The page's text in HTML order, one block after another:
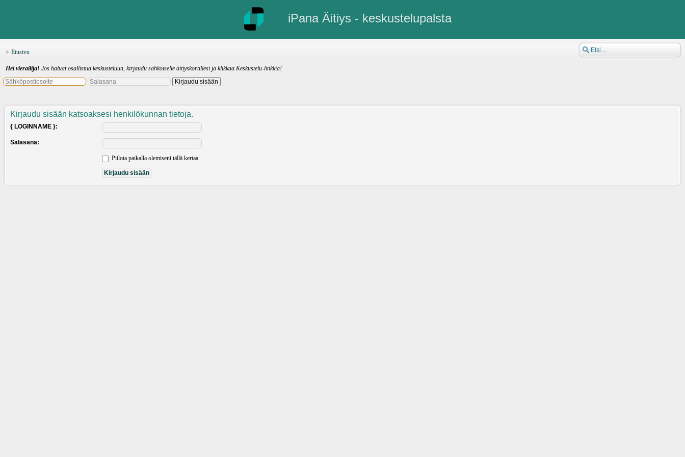
iPana Äitiys - keskustelupalsta
Etusivu
Hei vierailija! Jos haluat osallistua keskusteluun, kirjaudu sähköiselle äitiyskortillesi ja klikkaa Keskustelu-linkkiä!
Kirjaudu sisään katsoaksesi henkilökunnan tietoja.
{ LOGINNAME }:
Salasana:
Piilota paikalla olemiseni tällä kertaa